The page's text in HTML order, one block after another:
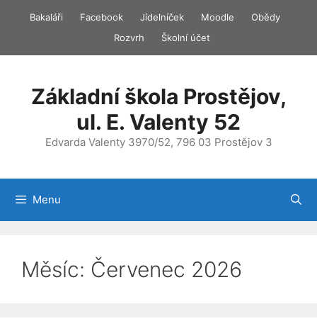
Bakaláři Facebook Jídelníček Moodle
Obědy
Rozvrh
Školní účet
Základní škola Prostějov,
ul. E. Valenty 52
Edvarda Valenty 3970/52, 796 03 Prostějov 3
Menu
Měsíc: Červenec 2026